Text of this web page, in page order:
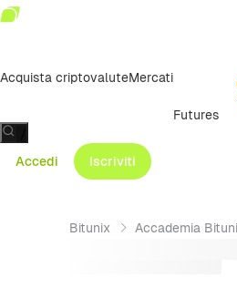
Acquista criptovaluteMercati
Futures
Accedi
Iscriviti
Bitunix Accademia